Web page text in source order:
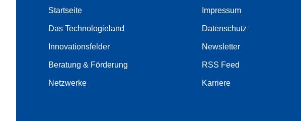
Startseite
Das Technologieland
Innovationsfelder
Beratung & Förderung
Netzwerke
Impressum
Datenschutz
Newsletter
RSS Feed
Karriere